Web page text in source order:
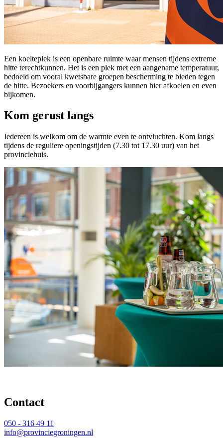
Een koelteplek is een openbare ruimte waar mensen tijdens extreme
hitte terechtkunnen. Het is een plek met een aangename temperatuur,
bedoeld om vooral kwetsbare groepen bescherming te bieden tegen
de hitte. Bezoekers en voorbijgangers kunnen hier afkoelen en even
bijkomen.
Kom gerust langs
Iedereen is welkom om de warmte even te ontvluchten. Kom langs
tijdens de reguliere openingstijden (7.30 tot 17.30 uur) van het
provinciehuis.
Contact
050 - 316 49 11
info@provinciegroningen.nl